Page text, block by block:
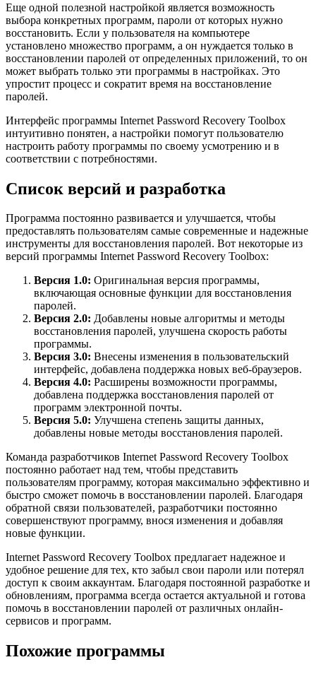
Еще одной полезной настройкой является возможность
выбора конкретных программ, пароли от которых нужно
восстановить. Если у пользователя на компьютере
установлено множество программ, а он нуждается только в
восстановлении паролей от определенных приложений, то он
может выбрать только эти программы в настройках. Это
упростит процесс и сократит время на восстановление
паролей.
Интерфейс программы Internet Password Recovery Toolbox
интуитивно понятен, а настройки помогут пользователю
настроить работу программы по своему усмотрению и в
соответствии с потребностями.
Список версий и разработка
Программа постоянно развивается и улучшается, чтобы
предоставлять пользователям самые современные и надежные
инструменты для восстановления паролей. Вот некоторые из
версий программы Internet Password Recovery Toolbox:
Версия 1.0: Оригинальная версия программы,
включающая основные функции для восстановления
паролей.
Версия 2.0: Добавлены новые алгоритмы и методы
восстановления паролей, улучшена скорость работы
программы.
Версия 3.0: Внесены изменения в пользовательский
интерфейс, добавлена поддержка новых веб-браузеров.
Версия 4.0: Расширены возможности программы,
добавлена поддержка восстановления паролей от
программ электронной почты.
Версия 5.0: Улучшена степень защиты данных,
добавлены новые методы восстановления паролей.
Команда разработчиков Internet Password Recovery Toolbox
постоянно работает над тем, чтобы представить
пользователям программу, которая максимально эффективно и
быстро сможет помочь в восстановлении паролей. Благодаря
обратной связи пользователей, разработчики постоянно
совершенствуют программу, внося изменения и добавляя
новые функции.
Internet Password Recovery Toolbox предлагает надежное и
удобное решение для тех, кто забыл свои пароли или потерял
доступ к своим аккаунтам. Благодаря постоянной разработке и
обновлениям, программа всегда остается актуальной и готова
помочь в восстановлении паролей от различных онлайн-
сервисов и программ.
Похожие программы